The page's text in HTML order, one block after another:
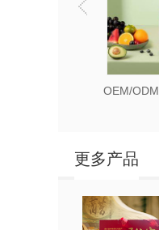
更多产品